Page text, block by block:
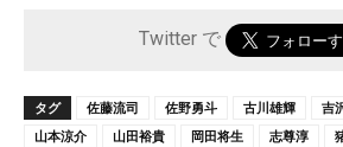
Twitter で
タグ 佐藤流司 佐野勇斗 古川雄輝 吉
山本涼介
山田裕貴 岡田将生 志尊淳